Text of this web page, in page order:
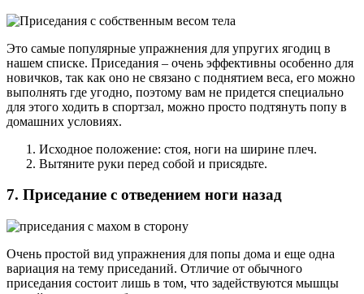
Это самые популярные упражнения для упругих ягодиц в
нашем списке. Приседания – очень эффективны особенно для
новичков, так как оно не связано с поднятием веса, его можно
выполнять где угодно, поэтому вам не придется специально
для этого ходить в спортзал, можно просто подтянуть попу в
домашних условиях.
Исходное положение: стоя, ноги на ширине плеч.
Вытяните руки перед собой и присядьте.
7. Приседание с отведением ноги назад
Очень простой вид упражнения для попы дома и еще одна
вариация на тему приседаний. Отличие от обычного
приседания состоит лишь в том, что задействуются мышцы